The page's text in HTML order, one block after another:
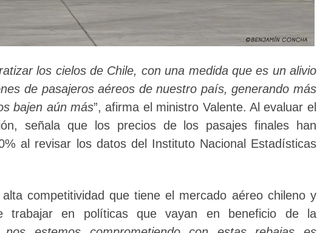
los cielos de Chile, con una medida que es un alivio
de pasajeros aéreos de nuestro país, generando más
bajen aún más”, afirma el ministro Valente. Al evaluar el
señala que los precios de los pasajes finales han
al revisar los datos del Instituto Nacional Estadísticas
competitividad que tiene el mercado aéreo chileno y
trabajar en políticas que vayan en beneficio de la